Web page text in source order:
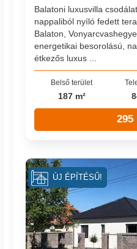
Balatoni luxusvilla
nappaliból nyíló fedett
Balaton,
energetikai besorolású,
étkezős luxus ...
Belső terület
187 m²
295
ÚJ ÉPÍTÉSŰ!